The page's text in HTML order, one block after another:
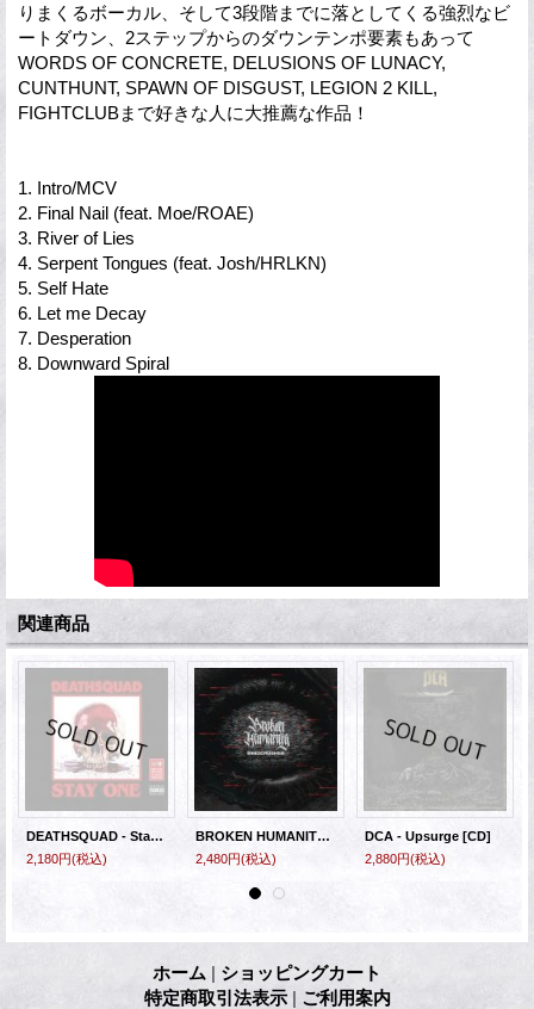
りまくるボーカル、そして3段階までに落としてくる強烈なビ
ートダウン、2ステップからのダウンテンポ要素もあって
WORDS OF CONCRETE, DELUSIONS OF LUNACY,
CUNTHUNT, SPAWN OF DISGUST, LEGION 2 KILL,
FIGHTCLUBまで好きな人に大推薦な作品！
1. Intro/MCV
2. Final Nail (feat. Moe/ROAE)
3. River of Lies
4. Serpent Tongues (feat. Josh/HRLKN)
5. Self Hate
6. Let me Decay
7. Desperation
8. Downward Spiral
関連商品
DEATHSQUAD - Stay One [CD]
2,180円(税込)
BROKEN HUMANITY - Mindcrusher [CD]
2,480円(税込)
DCA - Upsurge [CD]
2,880円(税込)
ホーム | ショッピングカート
特定商取引法表示 | ご利用案内